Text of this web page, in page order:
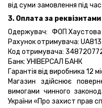
від суми замовлення під
3. Оплата за реквізитами
Одержувач: ФОП Хаустова
Рахунок отримувача:
Код отримувача:
Банк: УНІВЕРСАЛ БАНК
Гарантія від виробника 12
Магазин здійснює
вимогами чинного
України «Про захист прав